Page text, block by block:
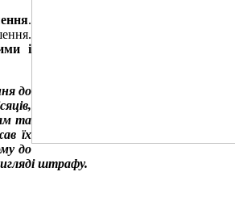
.
і
до
та
їх
до
штрафу.